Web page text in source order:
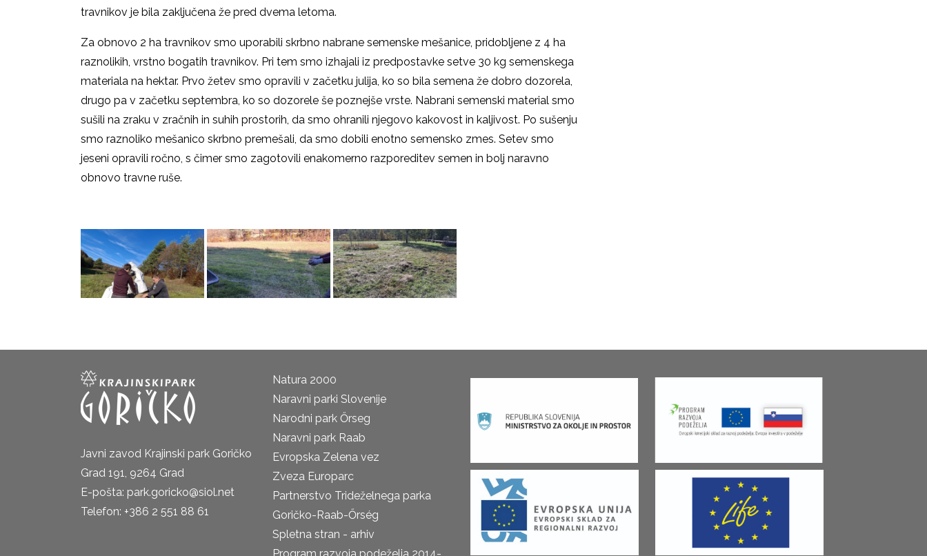
travnikov je bila zaključena že pred dvema letoma.
Za obnovo 2 ha travnikov smo uporabili skrbno nabrane semenske mešanice, pridobljene z 4 ha
raznolikih, vrstno bogatih travnikov. Pri tem smo izhajali iz predpostavke setve 30 kg semenskega
materiala na hektar. Prvo žetev smo opravili v začetku julija, ko so bila semena že dobro dozorela,
drugo pa v začetku septembra, ko so dozorele še poznejše vrste. Nabrani semenski material smo
sušili na zraku v zračnih in suhih prostorih, da smo ohranili njegovo kakovost in kaljivost. Po sušenju
smo raznoliko mešanico skrbno premešali, da smo dobili enotno semensko zmes. Setev smo
jeseni opravili ročno, s čimer smo zagotovili enakomerno razporeditev semen in bolj naravno
obnovo travne ruše.
Javni zavod Krajinski park Goričko
Grad 191, 9264 Grad
E-pošta: park.goricko@siol.net
Telefon: +386 2 551 88 61
Natura 2000
Naravni parki Slovenije
Narodni park Őrseg
Naravni park Raab
Evropska Zelena vez
Zveza Europarc
Partnerstvo Trideželnega parka
Goričko-Raab-Őrség
Spletna stran - arhiv